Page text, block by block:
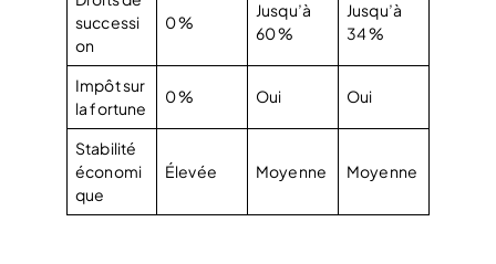
successi
on
0 %
Jusqu’à
60 %
Jusqu’à
34 %
Impôt sur
la fortune
0 % Oui Oui
Stabilité
économi
que
Élevée Moyenne Moyenne